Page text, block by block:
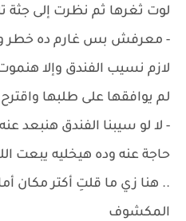
لوت ثغرها ثم نظرت إلى جثة
- معرفش بس غارم ده خطر
لازم نسيب الفندق وإلا
لم يوافقها على طلبها
- لا لو سيبنا الفندق هنبعد
حاجة عنه وده هيخليه يبعت
.. هنا زي ما قلتِ أكتر مكان
المكشوف